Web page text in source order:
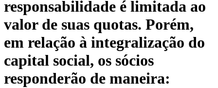
responsabilidade é limitada ao
valor de suas quotas. Porém,
em relação à integralização do
capital social, os sócios
responderão de maneira: